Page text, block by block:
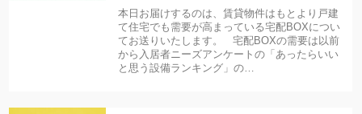
本日お届けするのは、賃貸物件はもとより戸建
て住宅でも需要が高まっている宅配BOXについ
てお送りいたします。 宅配BOXの需要は以前
から入居者ニーズアンケートの「あったらいい
と思う設備ランキング」の…